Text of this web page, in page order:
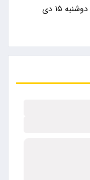
افزایش قیمت طلا و سکه امروز دوشنبه ۱۵ دی